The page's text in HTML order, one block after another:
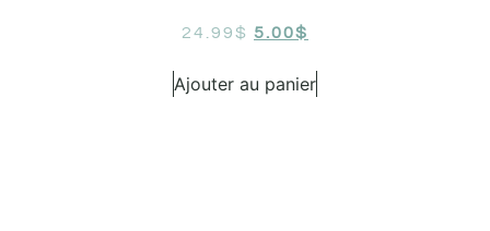
24.99$ 5.00$
Ajouter au panier